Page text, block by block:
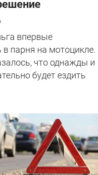
впервые
парня на мотоцикле.
что однажды и
будет ездить